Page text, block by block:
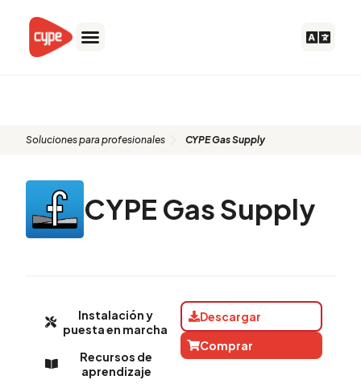
contenido
Soluciones para profesionales CYPE Gas Supply
CYPE Gas Supply
Instalación y
puesta en marcha
Recursos de
aprendizaje
Descargar
Comprar